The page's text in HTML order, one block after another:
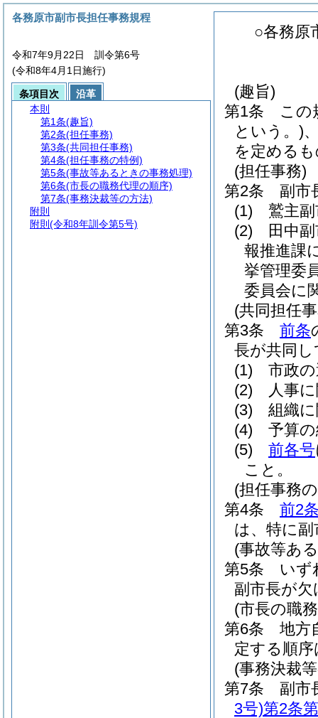
○各務原
(趣旨)
第1条
この
という。)
を定める
(担任事務)
第2条
副市
(1)
鷲主
(2)
田中
報推進課
挙管理委
委員会に
(共同担任
第3条
前条
長が共同
(1)
市政
(2)
人事
(3)
組織
(4)
予算
(5)
前各号
こと。
(担任事務
第4条
前2
は、特に
(事故等あ
第5条
いず
副市長が
(市長の職
第6条
地方
定する順序
(事務決裁
第7条
副市
3号)第2条
各務原市副市長担任事務規程
令和7年9月22日 訓令第6号
(令和8年4月1日施行)
条項目次
沿革
本則
第1条(趣旨)
第2条(担任事務)
第3条(共同担任事務)
第4条(担任事務の特例)
第5条(事故等あるときの事務処理)
第6条(市長の職務代理の順序)
第7条(事務決裁等の方法)
附則
附則 (令和8年訓令第5号)